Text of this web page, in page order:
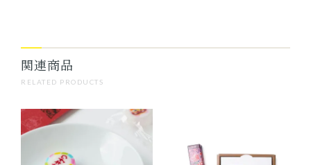
RELATED PRODUCTS
関連商品